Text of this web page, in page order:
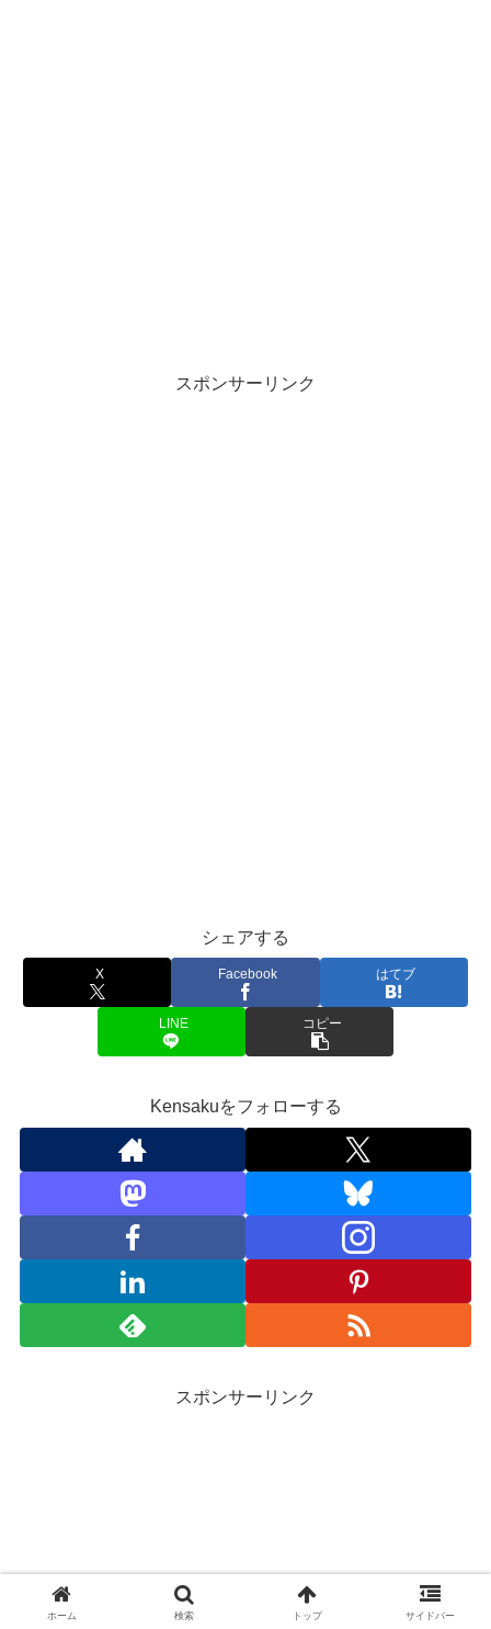
スポンサーリンク
シェアする
X Facebook はてブ
LINE コピー
Kensakuをフォローする
スポンサーリンク
ホーム 検索 トップ サイドバー